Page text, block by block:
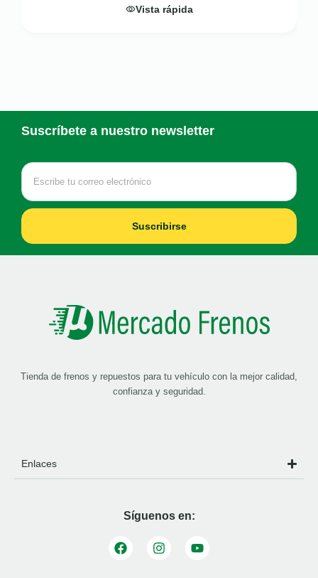
Vista rápida
Suscríbete a nuestro newsletter
Suscribirse
Tienda de frenos y repuestos para tu vehículo con la mejor calidad,
confianza y seguridad.
Enlaces
Síguenos en: